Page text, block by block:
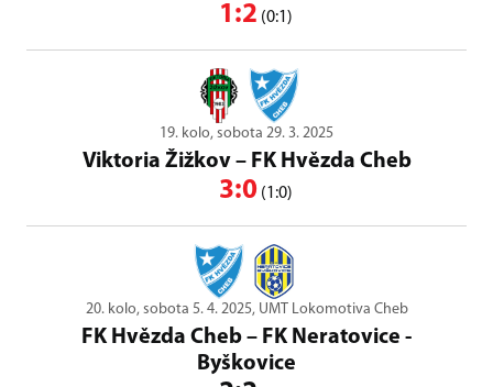
1:2 (0:1)
19. kolo, sobota 29. 3. 2025
Viktoria Žižkov– FK Hvězda Cheb
3:0 (1:0)
20. kolo, sobota 5. 4. 2025, UMT Lokomotiva Cheb
FK Hvězda Cheb – FK Neratovice -
Byškovice